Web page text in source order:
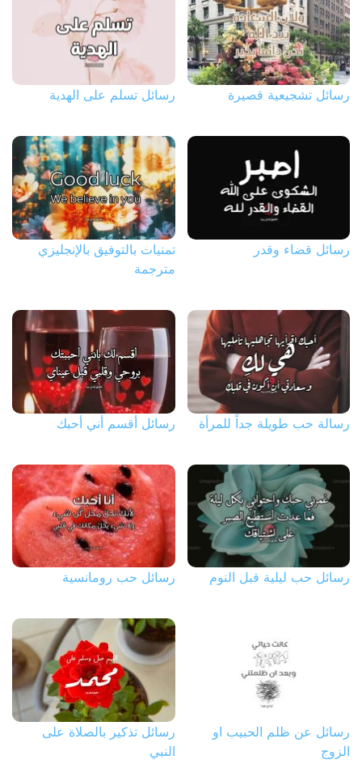
رسائل تشجيعية قصيرة رسائل تسلم على الهدية
رسائل قضاء وقدر
تمنيات بالتوفيق بالإنجليزي
مترجمة
رسالة حب طويلة جداً للمرأة رسائل أقسم أني أحبك
رسائل حب ليلية قبل النوم رسائل حب رومانسية
رسائل عن ظلم الحبيب او
الزوج
رسائل تذكير بالصلاة على
النبي